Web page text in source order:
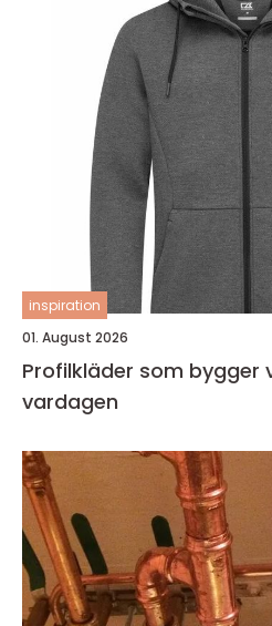
inspiration
01. August 2026
Profilkläder som bygger
vardagen